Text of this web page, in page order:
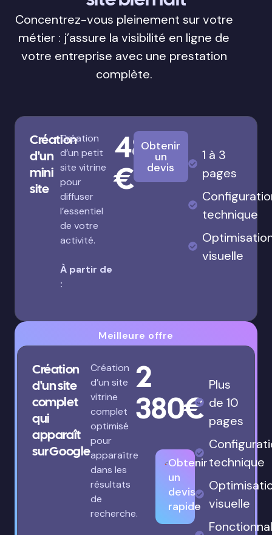
Concentrez-vous pleinement sur votre
métier : j’assure la visibilité en ligne de
votre entreprise avec une prestation
complète.
Création
d'un
mini
site
Création
d’un petit
site vitrine
pour
diffuser
l’essentiel
de votre
activité.
À partir de
:
480
€
Obtenir
un
devis
1 à 3
pages
technique
visuelle
Meilleure offre
Création
d'un site
complet
qui
apparaît
sur Google
Création
d’un site
vitrine
complet
optimisé
pour
apparaître
dans les
résultats
de
recherche.
2
380€
Obtenir
un
devis
rapide
Plus
de 10
pages
technique
visuelle